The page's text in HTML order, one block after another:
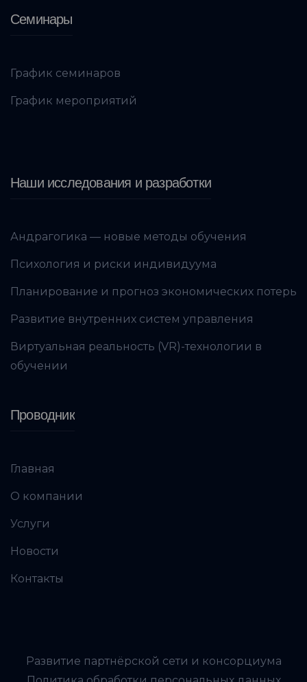
Семинары
График семинаров
График мероприятий
Наши исследования и разработки
Андрагогика — новые методы обучения
Психология и риски индивидуума
Планирование и прогноз экономических потерь
Развитие внутренних систем управления
Виртуальная реальность (VR)-технологии в
обучении
Проводник
Главная
О компании
Услуги
Новости
Контакты
Развитие партнёрской сети и консорциума